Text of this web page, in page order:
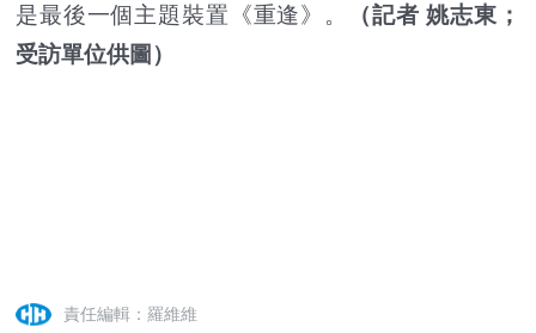
是最後一個主題裝置《重逢》。
（記者 姚志東；
受訪單位供圖）
責任編輯：羅維維